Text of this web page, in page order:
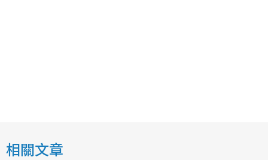
相關文章